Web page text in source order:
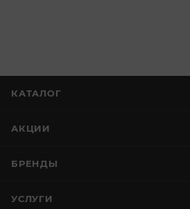
КАТАЛОГ
АКЦИИ
БРЕНДЫ
УСЛУГИ